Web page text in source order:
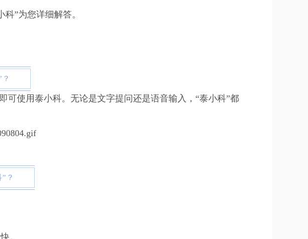
”为您详细解答。
可使用泰小科。无论是文字提问还是语音输入，“泰小科”都
？
。